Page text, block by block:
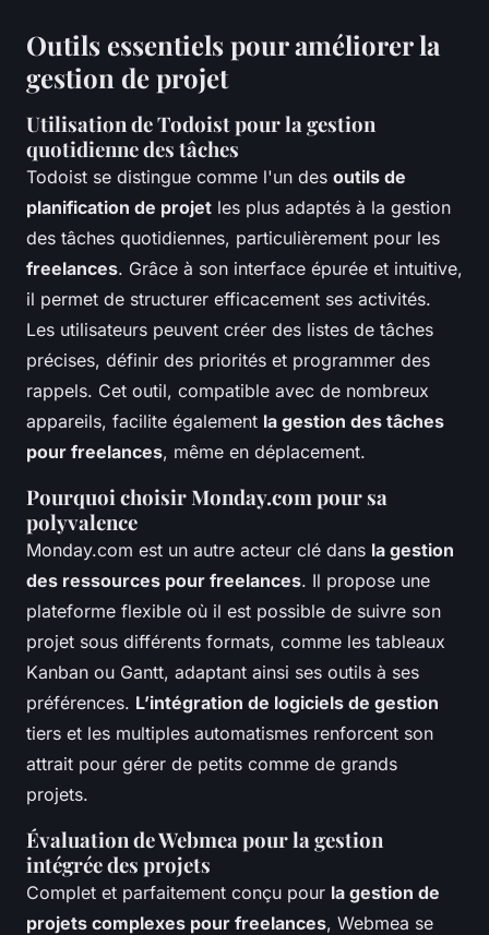
Outils essentiels pour améliorer la
gestion de projet
Utilisation de Todoist pour la gestion
quotidienne des tâches
Todoist se distingue comme l'un des outils de
planification de projet les plus adaptés à la gestion
des tâches quotidiennes, particulièrement pour les
freelances. Grâce à son interface épurée et intuitive,
il permet de structurer efficacement ses activités.
Les utilisateurs peuvent créer des listes de tâches
précises, définir des priorités et programmer des
rappels. Cet outil, compatible avec de nombreux
appareils, facilite également la gestion des tâches
pour freelances, même en déplacement.
Pourquoi choisir Monday.com pour sa
polyvalence
Monday.com est un autre acteur clé dans la gestion
des ressources pour freelances. Il propose une
plateforme flexible où il est possible de suivre son
projet sous différents formats, comme les tableaux
Kanban ou Gantt, adaptant ainsi ses outils à ses
préférences. L’intégration de logiciels de gestion
tiers et les multiples automatismes renforcent son
attrait pour gérer de petits comme de grands
projets.
Évaluation de Webmea pour la gestion
intégrée des projets
Complet et parfaitement conçu pour la gestion de
projets complexes pour freelances, Webmea se